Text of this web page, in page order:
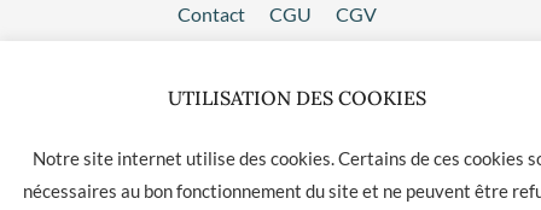
Contact CGU CGV
UTILISATION DES COOKIES
Notre site internet utilise des cookies. Certains de ces cookies
nécessaires au bon fonctionnement du site et ne peuvent être